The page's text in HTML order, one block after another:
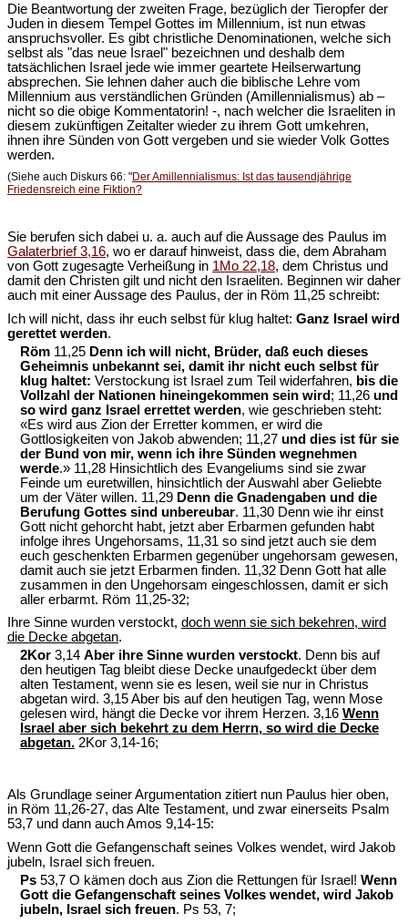
Die Beantwortung der zweiten Frage, bezüglich der Tieropfer der
Juden in diesem Tempel Gottes im Millennium, ist nun etwas
anspruchsvoller. Es gibt christliche Denominationen, welche sich
selbst als "das neue Israel" bezeichnen und deshalb dem
tatsächlichen Israel jede wie immer geartete Heilserwartung
absprechen. Sie lehnen daher auch die biblische Lehre vom
Millennium aus verständlichen Gründen (Amillennialismus) ab –
nicht so die obige Kommentatorin! -, nach welcher die Israeliten in
diesem zukünftigen Zeitalter wieder zu ihrem Gott umkehren,
ihnen ihre Sünden von Gott vergeben und sie wieder Volk Gottes
werden.
(Siehe auch Diskurs 66: "Der Amillennialismus: Ist das tausendjährige
Friedensreich eine Fiktion?
Sie berufen sich dabei u. a. auch auf die Aussage des Paulus im
Galaterbrief 3,16, wo er darauf hinweist, dass die, dem Abraham
von Gott zugesagte Verheißung in 1Mo 22,18, dem Christus und
damit den Christen gilt und nicht den Israeliten. Beginnen wir daher
auch mit einer Aussage des Paulus, der in Röm 11,25 schreibt:
Ich will nicht, dass ihr euch selbst für klug haltet: Ganz Israel wird
gerettet werden.
Röm 11,25 Denn ich will nicht, Brüder, daß euch dieses
Geheimnis unbekannt sei, damit ihr nicht euch selbst für
klug haltet: Verstockung ist Israel zum Teil widerfahren, bis die
Vollzahl der Nationen hineingekommen sein wird ; 11,26 und
so wird ganz Israel errettet werden, wie geschrieben steht:
«Es wird aus Zion der Erretter kommen, er wird die
Gottlosigkeiten von Jakob abwenden; 11,27 und dies ist für sie
der Bund von mir, wenn ich ihre Sünden wegnehmen
werde.» 11,28 Hinsichtlich des Evangeliums sind sie zwar
Feinde um euretwillen, hinsichtlich der Auswahl aber Geliebte
um der Väter willen. 11,29 Denn die Gnadengaben und die
Berufung Gottes sind unbereubar. 11,30 Denn wie ihr einst
Gott nicht gehorcht habt, jetzt aber Erbarmen gefunden habt
infolge ihres Ungehorsams, 11,31 so sind jetzt auch sie dem
euch geschenkten Erbarmen gegenüber ungehorsam gewesen,
damit auch sie jetzt Erbarmen finden. 11,32 Denn Gott hat alle
zusammen in den Ungehorsam eingeschlossen, damit er sich
aller erbarmt. Röm 11,25-32;
Ihre Sinne wurden verstockt, doch wenn sie sich bekehren, wird
die Decke abgetan.
2Kor 3,14 Aber ihre Sinne wurden verstockt. Denn bis auf
den heutigen Tag bleibt diese Decke unaufgedeckt über dem
alten Testament, wenn sie es lesen, weil sie nur in Christus
abgetan wird. 3,15 Aber bis auf den heutigen Tag, wenn Mose
gelesen wird, hängt die Decke vor ihrem Herzen. 3,16 Wenn
Israel aber sich bekehrt zu dem Herrn, so wird die Decke
abgetan. 2Kor 3,14-16;
Als Grundlage seiner Argumentation zitiert nun Paulus hier oben,
in Röm 11,26-27, das Alte Testament, und zwar einerseits Psalm
53,7 und dann auch Amos 9,14-15:
Wenn Gott die Gefangenschaft seines Volkes wendet, wird Jakob
jubeln, Israel sich freuen.
Ps 53,7 O kämen doch aus Zion die Rettungen für Israel! Wenn
Gott die Gefangenschaft seines Volkes wendet, wird Jakob
jubeln, Israel sich freuen. Ps 53, 7;